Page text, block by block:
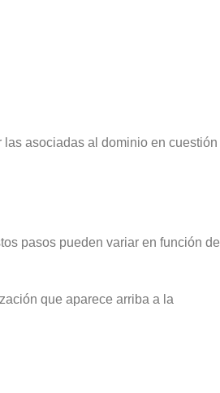
asociadas al dominio en cuestión
pasos pueden variar en función de
que aparece arriba a la